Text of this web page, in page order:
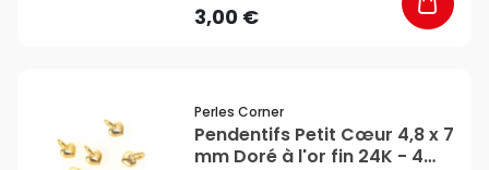
3,00 €
Perles Corner
Pendentifs Petit Cœur 4,8 x 7
mm Doré à l'or fin 24K - 4